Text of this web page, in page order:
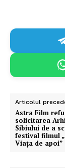
Articolul
Astra Film
solicitarea
Sibiului de a
festival filmul
Viața de apoi”